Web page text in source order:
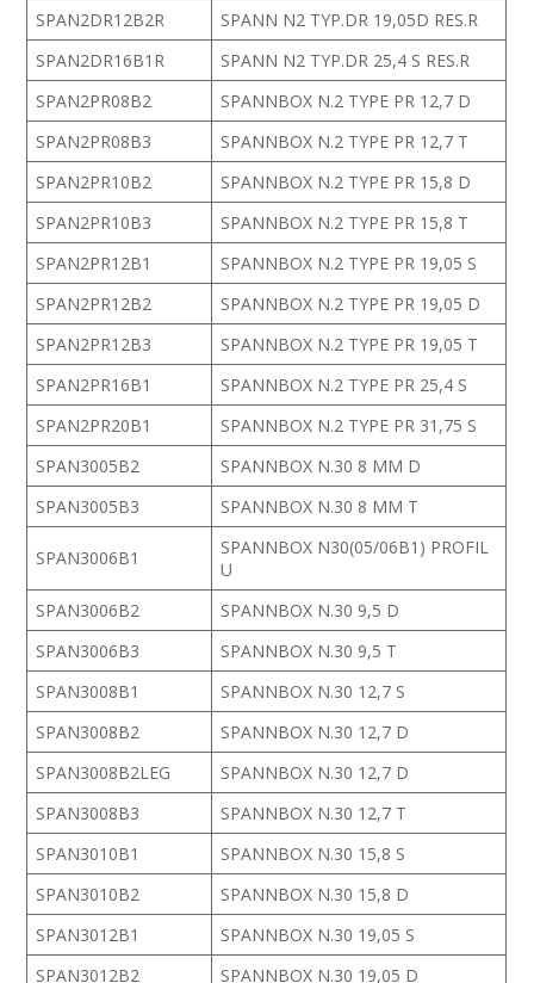
SPAN2DR12B2R
SPANN N2 TYP.DR 19,05D RES.R
SPAN2DR16B1R
SPANN N2 TYP.DR 25,4 S RES.R
SPAN2PR08B2
SPANNBOX N.2 TYPE PR 12,7 D
SPAN2PR08B3
SPANNBOX N.2 TYPE PR 12,7 T
SPAN2PR10B2
SPANNBOX N.2 TYPE PR 15,8 D
SPAN2PR10B3
SPANNBOX N.2 TYPE PR 15,8 T
SPAN2PR12B1
SPANNBOX N.2 TYPE PR 19,05 S
SPAN2PR12B2
SPANNBOX N.2 TYPE PR 19,05 D
SPAN2PR12B3
SPANNBOX N.2 TYPE PR 19,05 T
SPAN2PR16B1
SPANNBOX N.2 TYPE PR 25,4 S
SPAN2PR20B1
SPANNBOX N.2 TYPE PR 31,75 S
SPAN3005B2
SPANNBOX N.30 8 MM D
SPAN3005B3
SPANNBOX N.30 8 MM T
SPAN3006B1
SPANNBOX N30(05/06B1) PROFIL
U
SPAN3006B2
SPANNBOX N.30 9,5 D
SPAN3006B3
SPANNBOX N.30 9,5 T
SPAN3008B1
SPANNBOX N.30 12,7 S
SPAN3008B2
SPANNBOX N.30 12,7 D
SPAN3008B2LEG
SPANNBOX N.30 12,7 D
SPAN3008B3
SPANNBOX N.30 12,7 T
SPAN3010B1
SPANNBOX N.30 15,8 S
SPAN3010B2
SPANNBOX N.30 15,8 D
SPAN3012B1
SPANNBOX N.30 19,05 S
SPAN3012B2
SPANNBOX N.30 19,05 D